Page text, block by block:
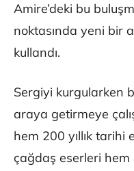
Amire’deki bu
noktasında yeni bir
kullandı.
Sergiyi kurgularken
araya getirmeye
hem 200 yıllık
çağdaş eserleri hem